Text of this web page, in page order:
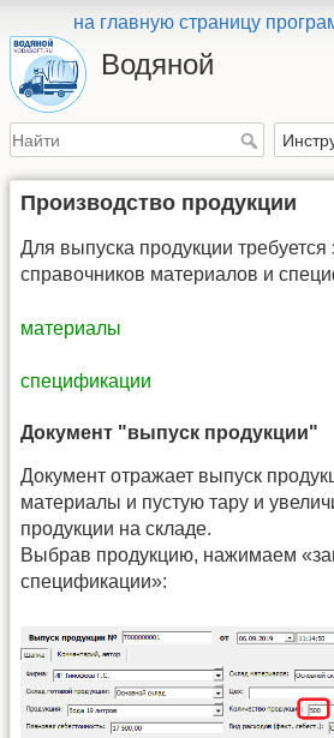
на главную страницу
Водяной
Производство продукции
Для выпуска продукции требуется
справочников материалов и
материалы
спецификации
Документ "выпуск продукции"
Документ отражает выпуск
материалы и пустую тару и
продукции на складе.
Выбрав продукцию, нажимаем
спецификации»: